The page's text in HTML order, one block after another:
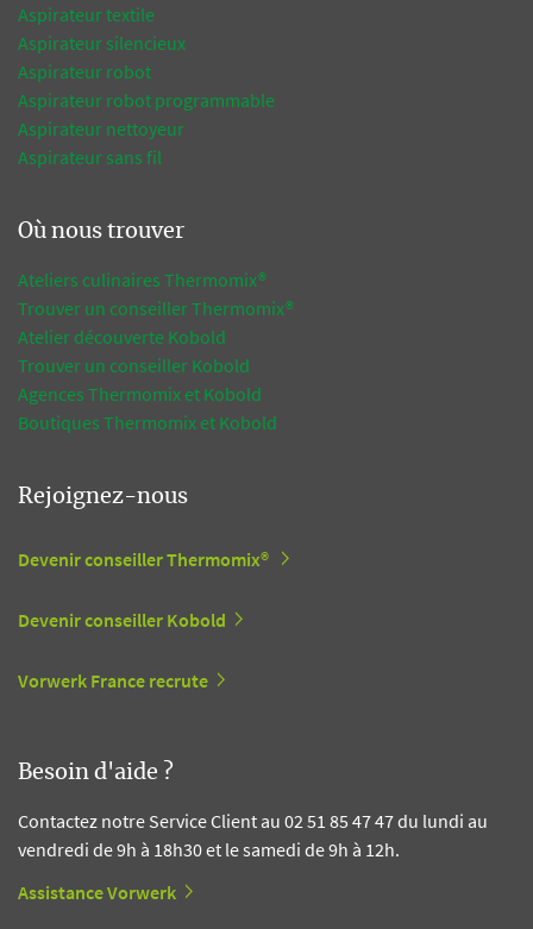
Aspirateur textile
Aspirateur silencieux
Aspirateur robot
Aspirateur robot programmable
Aspirateur nettoyeur
Aspirateur sans fil
Où nous trouver
Ateliers culinaires Thermomix®
Trouver un conseiller Thermomix®
Atelier découverte Kobold
Trouver un conseiller Kobold
Agences Thermomix et Kobold
Boutiques Thermomix et Kobold
Rejoignez-nous
Devenir conseiller Thermomix®
Devenir conseiller Kobold
Vorwerk France recrute
Besoin d'aide ?
Contactez notre Service Client au 02 51 85 47 47 du lundi au
vendredi de 9h à 18h30 et le samedi de 9h à 12h.
Assistance Vorwerk